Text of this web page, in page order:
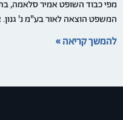
המשפט הוצאה לאור בע"מ נ' גנון.
להמשך קריאה »